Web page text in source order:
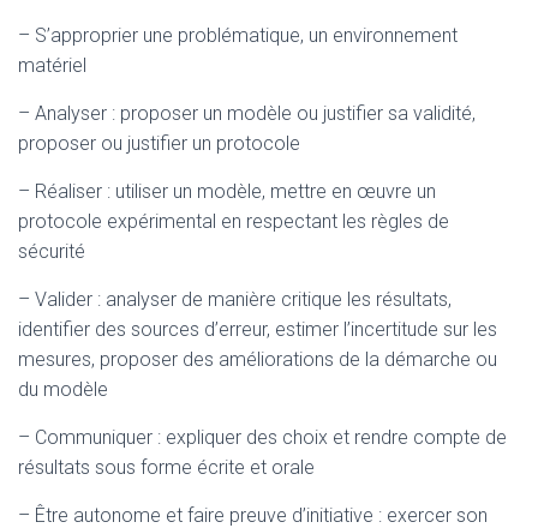
– S’approprier une problématique, un environnement
matériel
– Analyser : proposer un modèle ou justifier sa validité,
proposer ou justifier un protocole
– Réaliser : utiliser un modèle, mettre en œuvre un
protocole expérimental en respectant les règles de
sécurité
– Valider : analyser de manière critique les résultats,
identifier des sources d’erreur, estimer l’incertitude sur les
mesures, proposer des améliorations de la démarche ou
du modèle
– Communiquer : expliquer des choix et rendre compte de
résultats sous forme écrite et orale
– Être autonome et faire preuve d’initiative : exercer son